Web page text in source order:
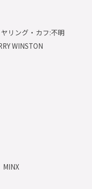
リング・カフ:不明
WINSTON
MINX